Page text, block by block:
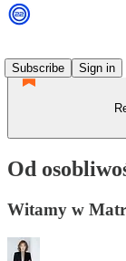
Subscribe
Sign in
Od
Witamy w